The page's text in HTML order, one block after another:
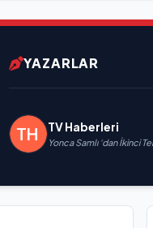
YAZARLAR
TV Haberleri
Yonca Samlı ‘dan İkinci